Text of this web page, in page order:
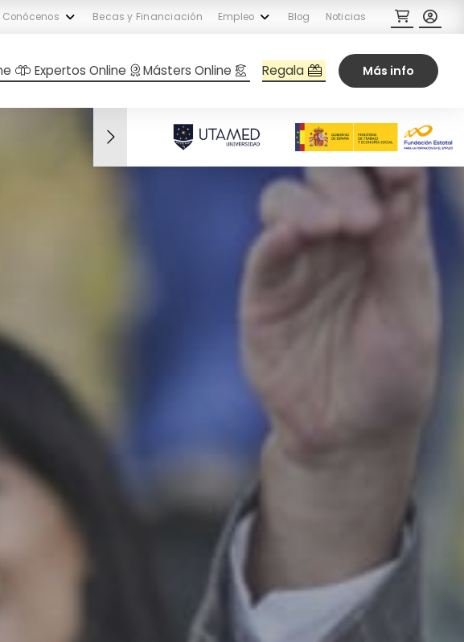
Conócenos Becas y Financiación Empleo Blog Noticias
Expertos Online Másters Online Regala Más info